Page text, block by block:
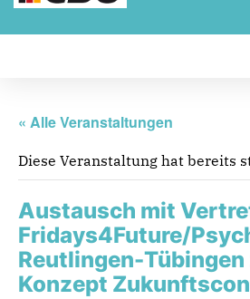
« Alle Veranstaltungen
Diese Veranstaltung hat bereits
Austausch mit
Fridays4Future/
Reutlingen-Tübingen
Konzept